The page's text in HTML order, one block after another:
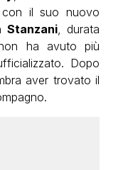
il suo nuovo
Stanzani, durata
ha avuto più
Dopo
aver trovato il